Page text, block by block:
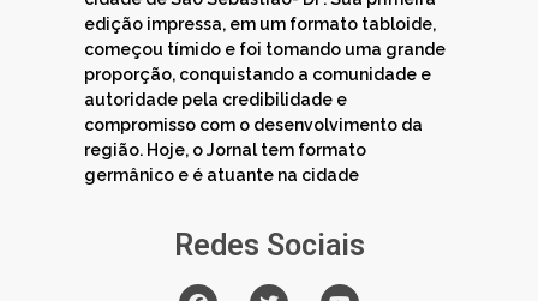
edição impressa, em um formato tabloide,
começou tímido e foi tomando uma grande
proporção, conquistando a comunidade e
autoridade pela credibilidade e
compromisso com o desenvolvimento da
região. Hoje, o Jornal tem formato
germânico e é atuante na cidade
Redes Sociais